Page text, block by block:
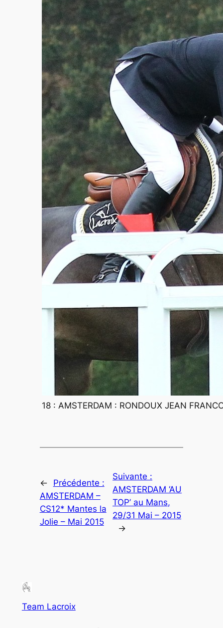
18 : AMSTERDAM : RONDOUX JEAN
←
Précédente :
AMSTERDAM –
CS12* Mantes la
Jolie – Mai 2015
Suivante :
AMSTERDAM ‘AU
TOP’ au Mans,
29/31 Mai – 2015
→
Team Lacroix